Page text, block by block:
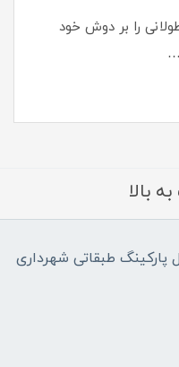
را بر دوش خود
بالا
پارکینگ طبقاتی شهرداری